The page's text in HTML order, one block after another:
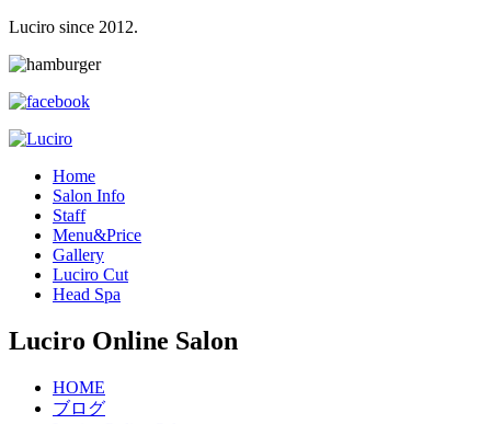
Luciro since 2012.
Home
Salon Info
Staff
Menu&Price
Gallery
Luciro Cut
Head Spa
Luciro Online Salon
HOME
ブログ